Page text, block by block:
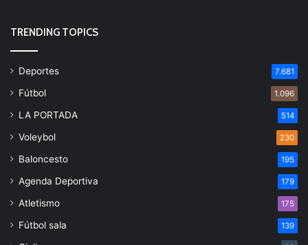
TRENDING TOPICS
Deportes 7.681
Fútbol 1.096
LA PORTADA 514
Voleybol 230
Baloncesto 195
Agenda Deportiva 179
Atletismo 175
Fútbol sala 139